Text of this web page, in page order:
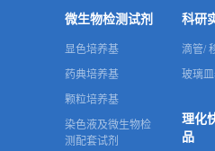
微生物检测试剂
显色培养基
药典培养基
颗粒培养基
染色液及微生物检
测配套试剂
科研
滴管/
玻璃
理化
品